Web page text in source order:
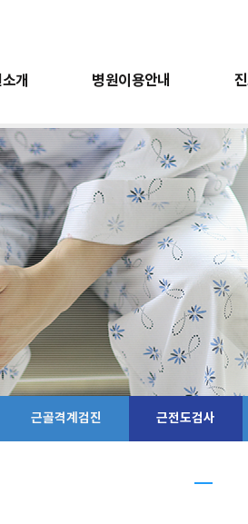
개
의료진소개 층별안내 오시
병원이용안내
급여항목안내
도수치료센터 언어치료센터
근골격계검진 근전도검사
복지실 유익한정보
진료과목
재활의학과
내과
재활
운동재
작업재
도수치
언어치
소아치
근골격계검진 근전도검사